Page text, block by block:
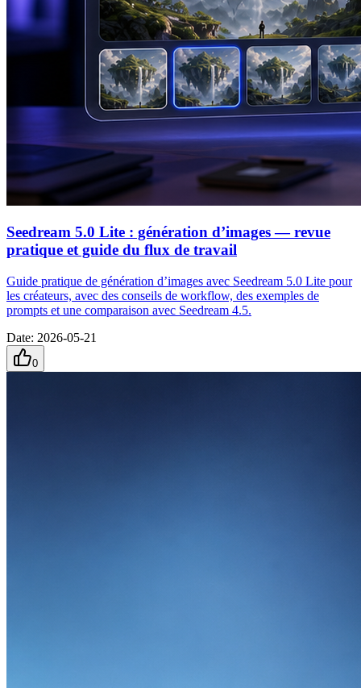
Seedream 5.0 Lite : génération d’images — revue
pratique et guide du flux de travail
Guide pratique de génération d’images avec Seedream 5.0 Lite pour
les créateurs, avec des conseils de workflow, des exemples de
prompts et une comparaison avec Seedream 4.5.
Date: 2026-05-21
0